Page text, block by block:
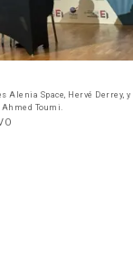
Alenia Space, Hervé Derrey, y
Toumi.